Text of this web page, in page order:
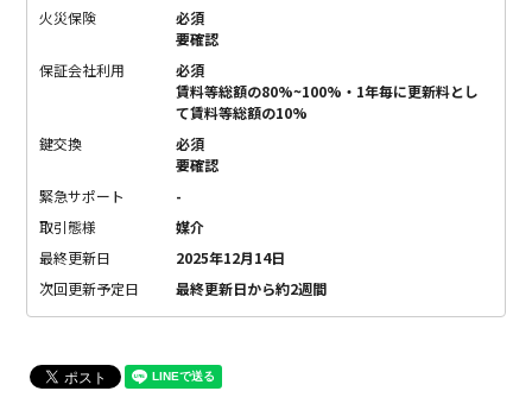
火災保険
必須
要確認
保証会社利用
必須
賃料等総額の80%~100%・1年毎に更新料とし
て賃料等総額の10%
鍵交換
必須
要確認
緊急サポート
-
取引態様
媒介
最終更新日
2025年12月14日
次回更新予定日
最終更新日から約2週間